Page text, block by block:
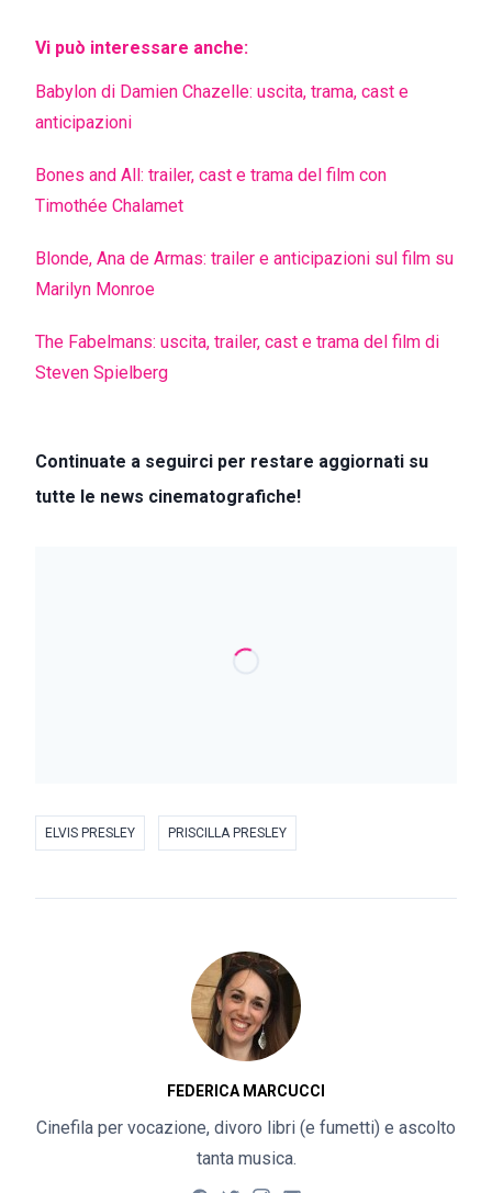
Vi può interessare anche:
Babylon di Damien Chazelle: uscita, trama, cast e
anticipazioni
Bones and All: trailer, cast e trama del film con
Timothée Chalamet
Blonde, Ana de Armas: trailer e anticipazioni sul film su
Marilyn Monroe
The Fabelmans: uscita, trailer, cast e trama del film di
Steven Spielberg
Continuate a seguirci per restare aggiornati su
tutte le news cinematografiche!
ELVIS PRESLEY PRISCILLA PRESLEY
FEDERICA MARCUCCI
Cinefila per vocazione, divoro libri (e fumetti) e ascolto
tanta musica.